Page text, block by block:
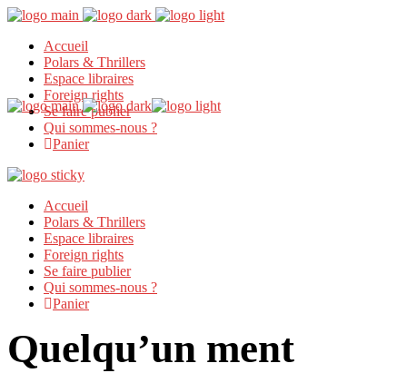
Accueil
Polars & Thrillers
Espace libraires
Foreign rights
Se faire publier
Qui sommes-nous ?
Panier
Accueil
Polars & Thrillers
Espace libraires
Foreign rights
Se faire publier
Qui sommes-nous ?
Panier
Quelqu’un ment